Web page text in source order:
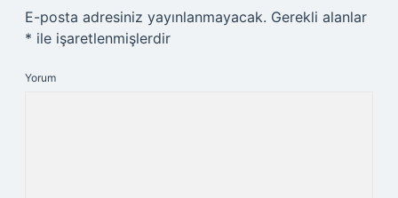
E-posta adresiniz yayınlanmayacak. Gerekli alanlar
* ile işaretlenmişlerdir
Yorum